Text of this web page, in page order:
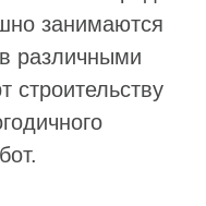
занимаются
различными
строительству